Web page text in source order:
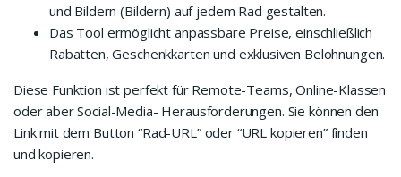
und Bildern (Bildern) auf jedem Rad gestalten.
Das Tool ermöglicht anpassbare Preise, einschließlich
Rabatten, Geschenkkarten und exklusiven Belohnungen.
Diese Funktion ist perfekt für Remote-Teams, Online-Klassen
oder aber Social-Media- Herausforderungen. Sie können den
Link mit dem Button “Rad-URL” oder “URL kopieren” finden
und kopieren.